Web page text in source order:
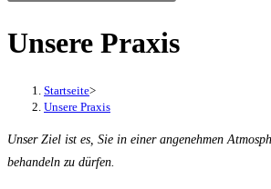
Unsere Praxis
Startseite>
Unsere Praxis
Unser Ziel ist es, Sie in einer angenehmen
behandeln zu dürfen.